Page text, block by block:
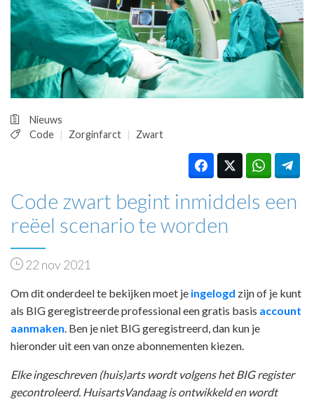
PRAKTIJKZAKEN
TARIEVEN
VPHUISARTSEN
MEDISCHE VAKHANDEL
INLOGGEN
Nieuws
Code
Zorginfarct Zwart
Code zwart begint inmiddels een
reëel scenario te worden
22 nov 2021
Om dit onderdeel te bekijken moet je ingelogd zijn of je kunt
als BIG geregistreerde professional een gratis basis account
aanmaken. Ben je niet BIG geregistreerd, dan kun je
hieronder uit een van onze abonnementen kiezen.
Elke ingeschreven (huis)arts wordt volgens het BIG register
gecontroleerd. HuisartsVandaag is ontwikkeld en wordt